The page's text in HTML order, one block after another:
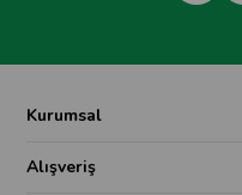
Kurumsal
Alışveriş